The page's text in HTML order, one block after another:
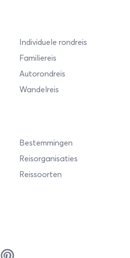
Individuele rondreis
Familiereis
Autorondreis
Wandelreis
Bestemmingen
Reisorganisaties
Reissoorten
Pinterest